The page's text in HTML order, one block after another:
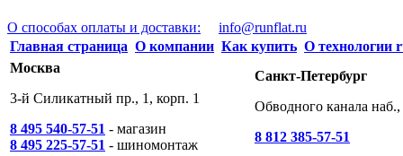
О способах оплаты и доставки:
info@runflat.ru
Главная страница О компании Как купить О технологии
Москва
3-й Силикатный пр., 1, корп. 1
8 495 540-57-51 - магазин
8 495 225-57-51 - шиномонтаж
Санкт-Петербург
Обводного канала
8 812 385-57-51